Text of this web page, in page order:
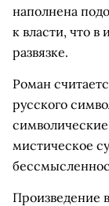
наполнена
к власти, что в
развязке.
Роман
русского
мистическое
Произведение